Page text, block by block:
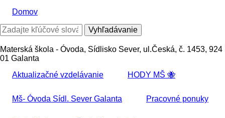
hlavný
obsah
Domov
Vyhľadávanie
Materská škola - Óvoda, Sídlisko Sever, ul.Česká, č. 1453, 924
01 Galanta
Aktualizačné vzdelávanie
HODY MŠ 🐝
Mš- Óvoda Sídl. Sever Galanta Pracovné ponuky